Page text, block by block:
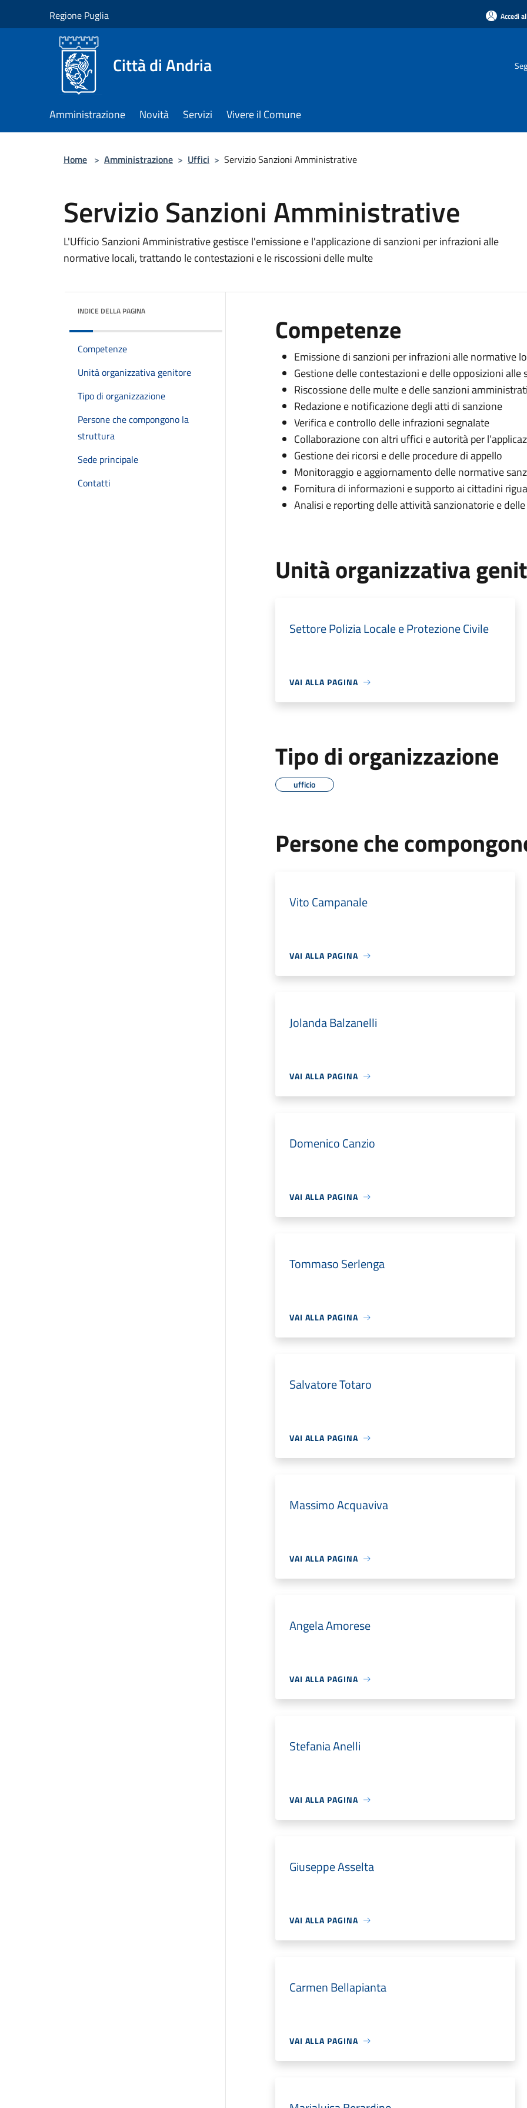
Regione Puglia Accedi
Città di Andria
Amministrazione Novità Servizi Vivere il Comune
Home > Amministrazione > Uffici > Servizio Sanzioni Amministrative
Servizio Sanzioni Amministrative
L'Ufficio Sanzioni Amministrative gestisce l'emissione e l'applicazione di sanzioni per infrazioni alle
normative locali, trattando le contestazioni e le riscossioni delle multe
INDICE DELLA PAGINA
Competenze
Unità organizzativa genitore
Tipo di organizzazione
Persone che compongono la
struttura
Sede principale
Contatti
Competenze
Emissione di sanzioni per infrazioni alle normative
Gestione delle contestazioni e delle opposizioni alle
Riscossione delle multe e delle sanzioni
Redazione e notificazione degli atti di sanzione
Verifica e controllo delle infrazioni segnalate
Collaborazione con altri uffici e autorità per
Gestione dei ricorsi e delle procedure di appello
Monitoraggio e aggiornamento delle normative
Fornitura di informazioni e supporto ai cittadini
Analisi e reporting delle attività sanzionatorie e
Unità organizzativa
Settore Polizia Locale e Protezione Civile
VAI ALLA PAGINA
Tipo di organizzazione
ufficio
Persone che
Vito Campanale
VAI ALLA PAGINA
Jolanda Balzanelli
VAI ALLA PAGINA
Domenico Canzio
VAI ALLA PAGINA
Tommaso Serlenga
VAI ALLA PAGINA
Salvatore Totaro
VAI ALLA PAGINA
Massimo Acquaviva
VAI ALLA PAGINA
Angela Amorese
VAI ALLA PAGINA
Stefania Anelli
VAI ALLA PAGINA
Giuseppe Asselta
VAI ALLA PAGINA
Carmen Bellapianta
VAI ALLA PAGINA